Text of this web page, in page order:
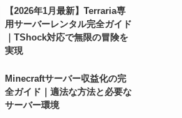
【2026年1月最新】Terraria専
用サーバーレンタル完全ガイド
｜TShock対応で無限の冒険を
実現
Minecraftサーバー収益化の完
全ガイド｜適法な方法と必要な
サーバー環境